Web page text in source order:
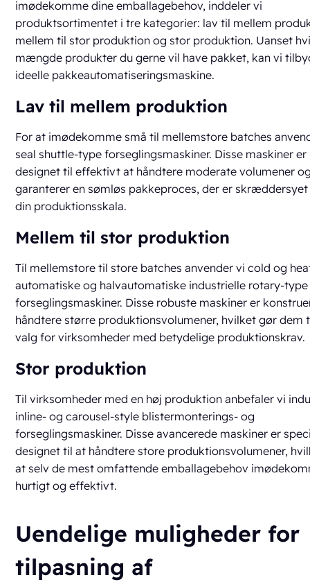
imødekomme dine emballagebehov, inddeler vi
produktsortimentet i tre kategorier: lav til mellem
mellem til stor produktion og stor produktion. Uanset
mængde produkter du gerne vil have pakket, kan vi
ideelle pakkeautomatiseringsmaskine.
Lav til mellem produktion
For at imødekomme små til mellemstore batches
seal shuttle-type forseglingsmaskiner. Disse maskiner
designet til effektivt at håndtere moderate volumener
garanterer en sømløs pakkeproces, der er
din produktionsskala.
Mellem til stor produktion
Til mellemstore til store batches anvender vi cold og
automatiske og halvautomatiske industrielle rotary-type
forseglingsmaskiner. Disse robuste maskiner er
håndtere større produktionsvolumener, hvilket gør dem
valg for virksomheder med betydelige produktionskrav.
Stor produktion
Til virksomheder med en høj produktion anbefaler vi
inline- og carousel-style blistermonterings- og
forseglingsmaskiner. Disse avancerede maskiner er
designet til at håndtere store produktionsvolumener,
at selv de mest omfattende emballagebehov
hurtigt og effektivt.
Uendelige muligheder for
tilpasning af